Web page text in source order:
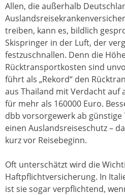
Allen, die außerhalb
treiben, kann es, bildlich
Skispringer in der Luft, der
festzuschnallen. Denn die
Rücktransportkosten sind
führt als „Rekord“ den
aus Thailand mit Verdacht auf
für mehr als 160000 Euro.
dbb vorsorgewerk ab günstige
einen Auslandsreiseschutz –
kurz vor Reisebeginn.
Oft unterschätzt wird die
Haftpflichtversicherung. In
ist sie sogar verpflichtend,